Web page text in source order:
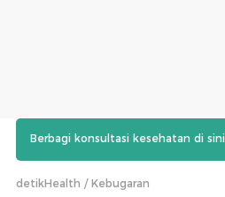
Berbagi konsultasi kesehatan di sini
detikHealth Kebugaran